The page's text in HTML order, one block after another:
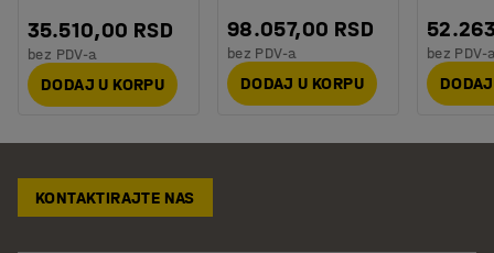
35.510,00 RSD
bez PDV-a
DODAJ U KORPU
98.057,00 RSD
bez PDV-a
DODAJ U KORPU
bez PDV-
KONTAKTIRAJTE NAS